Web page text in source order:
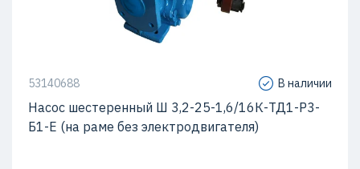
53140688 В наличии
Насос шестеренный Ш 3,2-25-1,6/16К-ТД1-Р3-
Б1-Е (на раме без электродвигателя)